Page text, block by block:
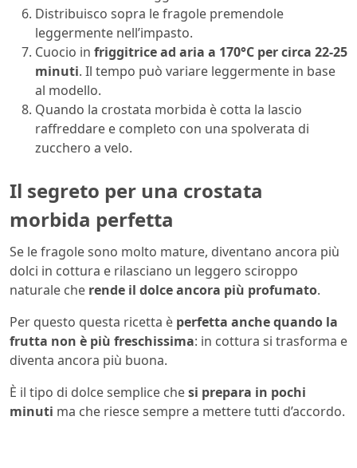
Distribuisco sopra le fragole premendole
leggermente nell’impasto.
Cuocio in friggitrice ad aria a 170°C per circa 22-25
minuti. Il tempo può variare leggermente in base
al modello.
Quando la crostata morbida è cotta la lascio
raffreddare e completo con una spolverata di
zucchero a velo.
Il segreto per una crostata
morbida perfetta
Se le fragole sono molto mature, diventano ancora più
dolci in cottura e rilasciano un leggero sciroppo
naturale che rende il dolce ancora più profumato.
Per questo questa ricetta è perfetta anche quando la
frutta non è più freschissima: in cottura si trasforma e
diventa ancora più buona.
È il tipo di dolce semplice chesi prepara in pochi
minuti ma che riesce sempre a mettere tutti d’accordo.